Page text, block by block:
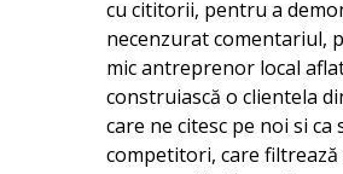
cu cititorii, pentru a
necenzurat comentariul,
mic antreprenor local
construiască o clientela
care ne citesc pe noi si
competitori, care